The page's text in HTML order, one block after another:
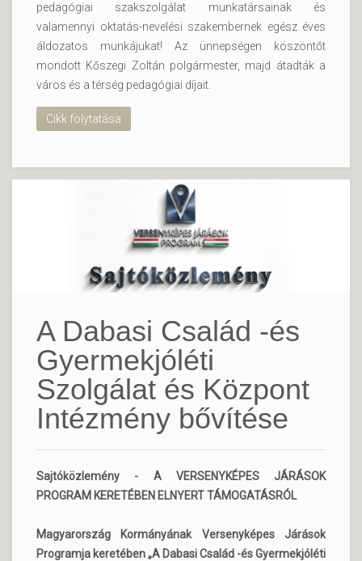
pedagógiai szakszolgálat munkatársainak és
valamennyi oktatás-nevelési szakembernek egész éves
áldozatos munkájukat! Az ünnepségen köszöntőt
mondott Kőszegi Zoltán polgármester, majd átadták a
város és a térség pedagógiai díjait.
Cikk folytatása
A Dabasi Család -és
Gyermekjóléti
Szolgálat és Központ
Intézmény bővítése
Sajtóközlemény - A VERSENYKÉPES JÁRÁSOK
PROGRAM KERETÉBEN ELNYERT TÁMOGATÁSRÓL
Magyarország Kormányának Versenyképes Járások
Programja keretében „A Dabasi Család -és Gyermekjóléti